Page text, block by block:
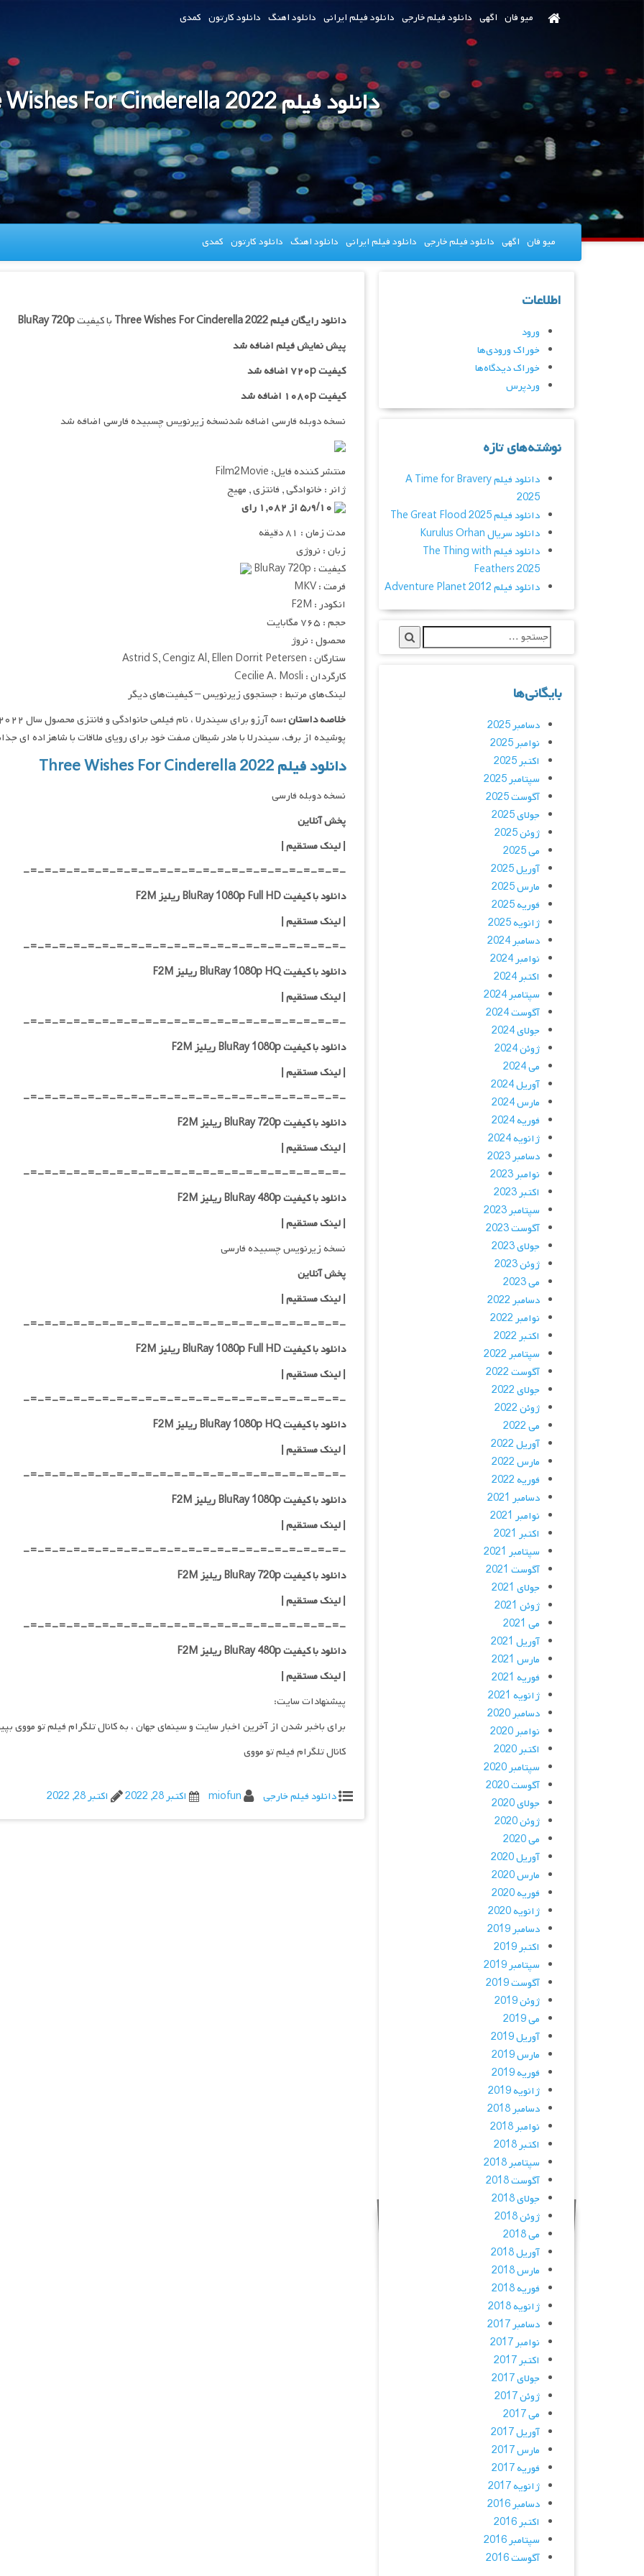
میو فان اگهی دانلود فیلم خارجی دانلود فیلم ایرانی دانلود اهنگ دانلود کارتون کمدی
دانلود فیلم Three Wishes For Cinderella 2022
میو فان اگهی دانلود فیلم خارجی دانلود فیلم ایرانی دانلود اهنگ دانلود کارتون کمدی
دانلود رایگان فیلمThree Wishes For Cinderella 2022 با کیفیتBluRay 720p
پیش نمایش فیلم اضافه شد
کیفیت ۷۲۰p اضافه شد
کیفیت ۱۰۸۰p اضافه شد
نسخه دوبله فارسی اضافه شدنسخه زیرنویس چسبیده فارسی اضافه شد
منتشر کننده فایل: Film2Movie
ژانر : خانوادگی , فانتزی , مهیج
مدت زمان : ۸۱ دقیقه
زبان : نروژی
کیفیت : BluRay 720p
فرمت : MKV
انکودر : F2M
حجم : ۷۶۵ مگابایت
محصول : نروژ
ستارگان : Astrid S, Cengiz Al, Ellen Dorrit Petersen
کارگردان : Cecilie A. Mosli
لینک‌های مرتبط : جستجوی زیرنویس – کیفیت‌های دیگر
خلاصه داستان :
پوشیده از برف، سیندرلا با مادر شیطان صفت خود برای رویای ملاقات با شاهزاده ای
دانلود فیلم Three Wishes For Cinderella 2022
نسخه دوبله فارسی
پخش آنلاین
| لینک مستقیم|
-=-=-=-=-=-=-=-=-=-=-=-=-=-=-=-=-=-=-=-=-=-=-
دانلود با کیفیت BluRay 1080p Full HD ریلیز F2M
|لینک مستقیم|
-=-=-=-=-=-=-=-=-=-=-=-=-=-=-=-=-=-=-=-=-=-=-
دانلود با کیفیت BluRay 1080p HQ ریلیز F2M
|لینک مستقیم|
-=-=-=-=-=-=-=-=-=-=-=-=-=-=-=-=-=-=-=-=-=-=-
دانلود با کیفیت BluRay 1080p ریلیز F2M
|لینک مستقیم|
-=-=-=-=-=-=-=-=-=-=-=-=-=-=-=-=-=-=-=-=-=-=-
دانلود با کیفیت BluRay 720p ریلیز F2M
| لینک مستقیم|
-=-=-=-=-=-=-=-=-=-=-=-=-=-=-=-=-=-=-=-=-=-=-
دانلود با کیفیت BluRay 480p ریلیز F2M
| لینک مستقیم|
نسخه زیرنویس چسبیده فارسی
پخش آنلاین
| لینک مستقیم|
-=-=-=-=-=-=-=-=-=-=-=-=-=-=-=-=-=-=-=-=-=-=-
دانلود با کیفیت BluRay 1080p Full HD ریلیز F2M
|لینک مستقیم|
-=-=-=-=-=-=-=-=-=-=-=-=-=-=-=-=-=-=-=-=-=-=-
دانلود با کیفیت BluRay 1080p HQ ریلیز F2M
|لینک مستقیم|
-=-=-=-=-=-=-=-=-=-=-=-=-=-=-=-=-=-=-=-=-=-=-
دانلود با کیفیت BluRay 1080p ریلیز F2M
|لینک مستقیم|
-=-=-=-=-=-=-=-=-=-=-=-=-=-=-=-=-=-=-=-=-=-=-
دانلود با کیفیت BluRay 720p ریلیز F2M
| لینک مستقیم|
-=-=-=-=-=-=-=-=-=-=-=-=-=-=-=-=-=-=-=-=-=-=-
دانلود با کیفیت BluRay 480p ریلیز F2M
| لینک مستقیم|
پیشنهادات سایت:
برای باخبر شدن از آخرین اخبار سایت و سینمای جهان ، به کانال تلگرام فیلم تو مووی
کانال تلگرام فیلم تو مووی
دانلود فیلم خارجی miofun اکتبر 28, 2022 اکتبر 28, 2022
اطلاعات
ورود
خوراک ورودی‌ها
خوراک دیدگاه‌ها
وردپرس
نوشته‌های تازه
دانلود فیلم A Time for Bravery
2025
دانلود فیلم The Great Flood 2025
دانلود سریال Kurulus Orhan
دانلود فیلم The Thing with
Feathers 2025
دانلود فیلم Adventure Planet 2012
بایگانی‌ها
دسامبر 2025
نوامبر 2025
اکتبر 2025
سپتامبر 2025
آگوست 2025
جولای 2025
ژوئن 2025
می 2025
آوریل 2025
مارس 2025
فوریه 2025
ژانویه 2025
دسامبر 2024
نوامبر 2024
اکتبر 2024
سپتامبر 2024
آگوست 2024
جولای 2024
ژوئن 2024
می 2024
آوریل 2024
مارس 2024
فوریه 2024
ژانویه 2024
دسامبر 2023
نوامبر 2023
اکتبر 2023
سپتامبر 2023
آگوست 2023
جولای 2023
ژوئن 2023
می 2023
دسامبر 2022
نوامبر 2022
اکتبر 2022
سپتامبر 2022
آگوست 2022
جولای 2022
ژوئن 2022
می 2022
آوریل 2022
مارس 2022
فوریه 2022
دسامبر 2021
نوامبر 2021
اکتبر 2021
سپتامبر 2021
آگوست 2021
جولای 2021
ژوئن 2021
می 2021
آوریل 2021
مارس 2021
فوریه 2021
ژانویه 2021
دسامبر 2020
نوامبر 2020
اکتبر 2020
سپتامبر 2020
آگوست 2020
جولای 2020
ژوئن 2020
می 2020
آوریل 2020
مارس 2020
فوریه 2020
ژانویه 2020
دسامبر 2019
اکتبر 2019
سپتامبر 2019
آگوست 2019
ژوئن 2019
می 2019
آوریل 2019
مارس 2019
فوریه 2019
ژانویه 2019
دسامبر 2018
نوامبر 2018
اکتبر 2018
سپتامبر 2018
آگوست 2018
جولای 2018
ژوئن 2018
می 2018
آوریل 2018
مارس 2018
فوریه 2018
ژانویه 2018
دسامبر 2017
نوامبر 2017
اکتبر 2017
جولای 2017
ژوئن 2017
می 2017
آوریل 2017
مارس 2017
فوریه 2017
ژانویه 2017
دسامبر 2016
اکتبر 2016
سپتامبر 2016
آگوست 2016